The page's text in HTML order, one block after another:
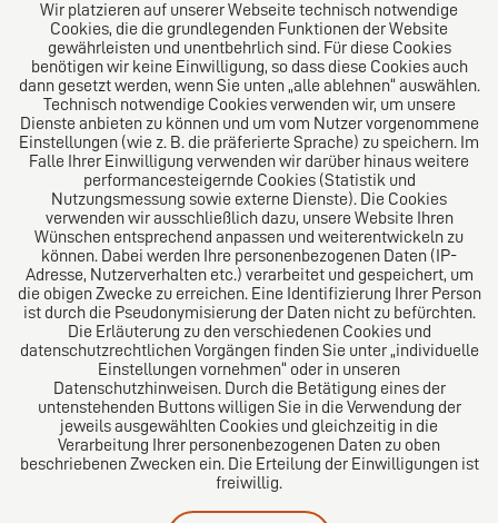
Über uns
Das Kanzlei-Vertrauensnetzwerk. Aus Europa für die
Welt. Für den erfolgreichen Mittelstand.
Folgen Sie uns auf
Das europäische Kanzlei-Netzwerk
Wir platzieren auf unserer Webseite technisch notwendige
Cookies, die die grundlegenden Funktionen der Website
gewährleisten und unentbehrlich sind. Für diese Cookies
benötigen wir keine Einwilligung, so dass diese Cookies auch
dann gesetzt werden, wenn Sie unten „alle ablehnen“ auswählen.
Technisch notwendige Cookies verwenden wir, um unsere
Dienste anbieten zu können und um vom Nutzer vorgenommene
Einstellungen (wie z. B. die präferierte Sprache) zu speichern. Im
Falle Ihrer Einwilligung verwenden wir darüber hinaus weitere
performancesteigernde Cookies (Statistik und
Nutzungsmessung sowie externe Dienste). Die Cookies
verwenden wir ausschließlich dazu, unsere Website Ihren
Wünschen entsprechend anpassen und weiterentwickeln zu
können. Dabei werden Ihre personenbezogenen Daten (IP-
Adresse, Nutzerverhalten etc.) verarbeitet und gespeichert, um
die obigen Zwecke zu erreichen. Eine Identifizierung Ihrer Person
ist durch die Pseudonymisierung der Daten nicht zu befürchten.
Die Erläuterung zu den verschiedenen Cookies und
datenschutzrechtlichen Vorgängen finden Sie unter „individuelle
Einstellungen vornehmen“ oder in unseren
Datenschutzhinweisen. Durch die Betätigung eines der
untenstehenden Buttons willigen Sie in die Verwendung der
jeweils ausgewählten Cookies und gleichzeitig in die
Verarbeitung Ihrer personenbezogenen Daten zu oben
beschriebenen Zwecken ein. Die Erteilung der Einwilligungen ist
freiwillig.